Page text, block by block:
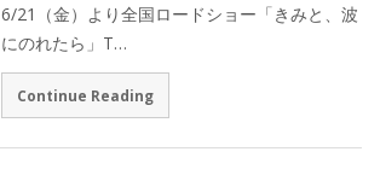
6/21（金）より全国ロードショー「きみと、波
にのれたら」T…
Continue Reading